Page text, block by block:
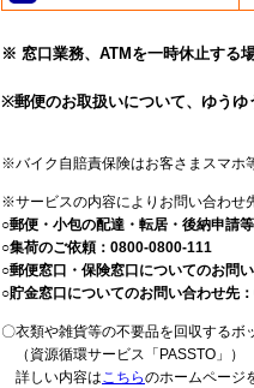
※ 窓口業務、ATMを一時休止する場
※郵便のお取扱いについて、ゆうゆ
※バイク自賠責保険はお客さまスマホ
※サービスの内容によりお問い合わせ
○郵便・小包の配達・転居・後納申請
○集荷のご依頼：0800-0800-111
○郵便窓口・保険窓口についてのお問
○貯金窓口についてのお問い合わせ先
〇衣類や雑貨等の不要品を回収するボ
（資源循環サービス「PASSTO」）
詳しい内容はこちらのホームページ